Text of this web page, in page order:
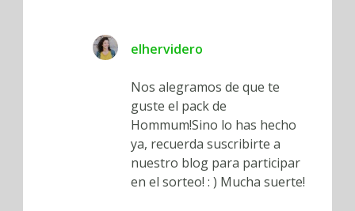
elhervidero
Nos alegramos de que te
guste el pack de
Hommum!Sino lo has hecho
ya, recuerda suscribirte a
nuestro blog para participar
en el sorteo! : ) Mucha suerte!